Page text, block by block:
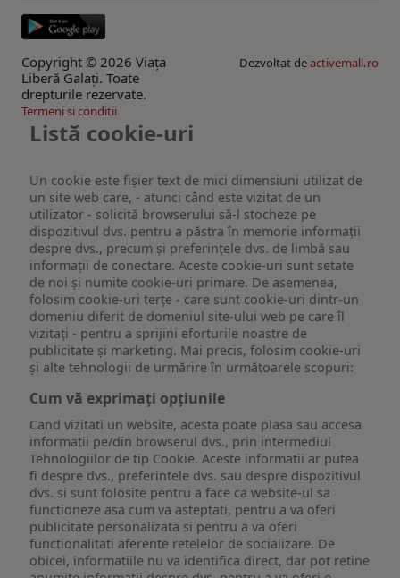
Copyright © 2026 Viaţa
Liberă Galaţi. Toate
drepturile rezervate.
Dezvoltat deactivemall.ro
Termeni si conditii
Listă cookie-uri
Un cookie este fişier text de mici dimensiuni utilizat de
un site web care, - atunci când este vizitat de un
utilizator - solicită browserului să-l stocheze pe
dispozitivul dvs. pentru a păstra în memorie informații
despre dvs., precum și preferințele dvs. de limbă sau
informații de conectare. Aceste cookie-uri sunt setate
de noi și numite cookie-uri primare. De asemenea,
folosim cookie-uri terțe - care sunt cookie-uri dintr-un
domeniu diferit de domeniul site-ului web pe care îl
vizitați - pentru a sprijini eforturile noastre de
publicitate și marketing. Mai precis, folosim cookie-uri
și alte tehnologii de urmărire în următoarele scopuri:
Cum vă exprimați opțiunile
Cand vizitati un website, acesta poate plasa sau accesa
informatii pe/din browserul dvs., prin intermediul
Tehnologiilor de tip Cookie. Aceste informatii ar putea
fi despre dvs., preferintele dvs. sau despre dispozitivul
dvs. si sunt folosite pentru a face ca website-ul sa
functioneze asa cum va asteptati, pentru a va oferi
publicitate personalizata si pentru a va oferi
functionalitati aferente retelelor de socializare. De
obicei, informatiile nu va identifica direct, dar pot retine